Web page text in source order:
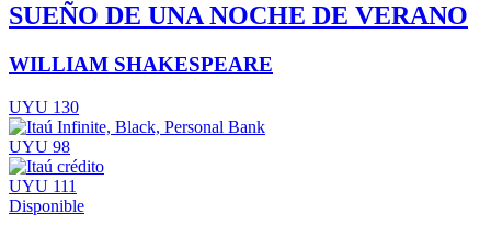
SUEÑO DE UNA NOCHE DE VERANO
WILLIAM SHAKESPEARE
UYU 130
UYU 98
UYU 111
Disponible